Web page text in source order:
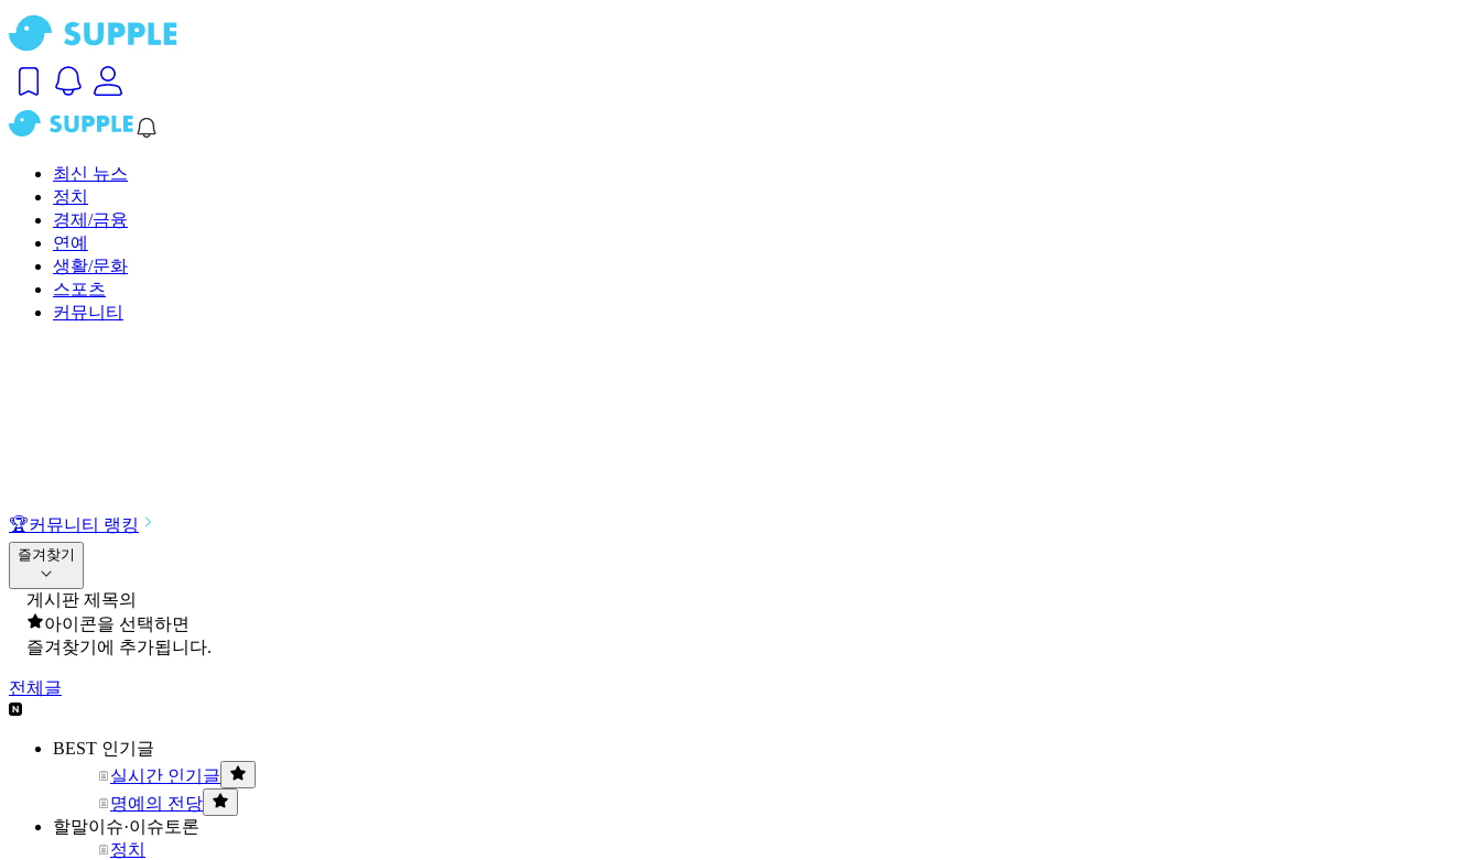
최신 뉴스
정치
경제/금융
연예
생활/문화
스포츠
커뮤니티
🏆커뮤니티 랭킹
즐겨찾기
게시판 제목의
아이콘을 선택하면
즐겨찾기에 추가됩니다.
전체글
BEST 인기글
실시간 인기글
명예의 전당
할말이슈·이슈토론
정치